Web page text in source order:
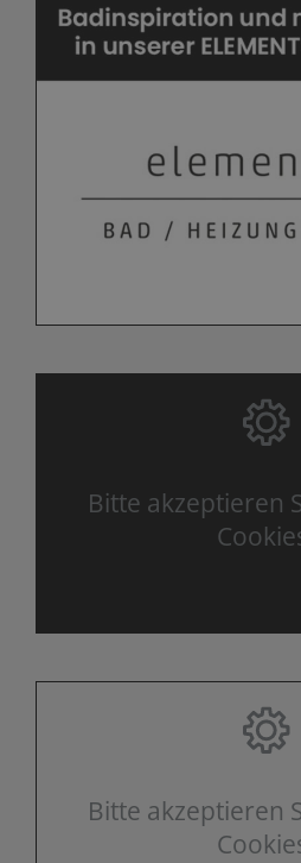
Bitte akzeptieren
Bitte akzeptieren